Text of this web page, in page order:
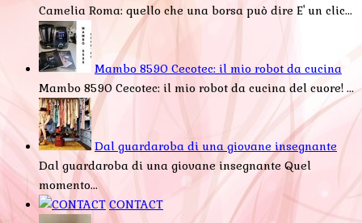
Camelia Roma: quello che una borsa può dire E' un clic...
Mambo 8590 Cecotec: il mio robot da cucina
Mambo 8590 Cecotec: il mio robot da cucina del cuore! ...
Dal guardaroba di una giovane insegnante
Dal guardaroba di una giovane insegnante Quel
momento...
CONTACT